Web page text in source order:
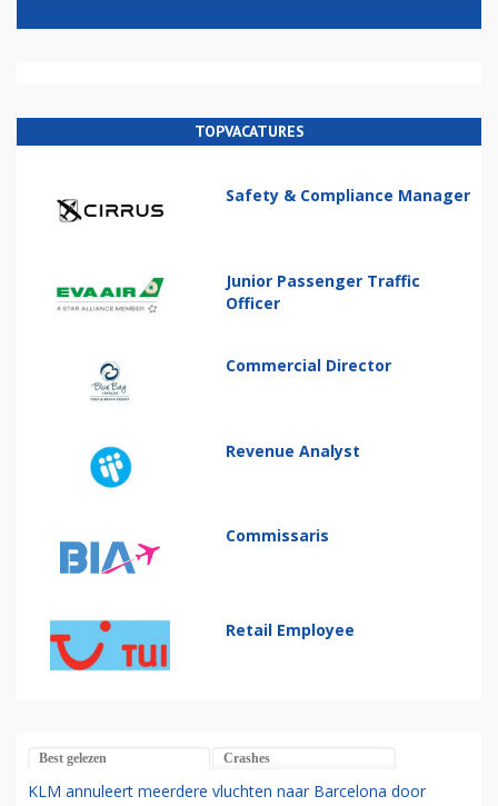
TOPVACATURES
Safety & Compliance Manager
Junior Passenger Traffic
Officer
Commercial Director
Revenue Analyst
Commissaris
Retail Employee
Best gelezen Crashes
KLM annuleert meerdere vluchten naar Barcelona door